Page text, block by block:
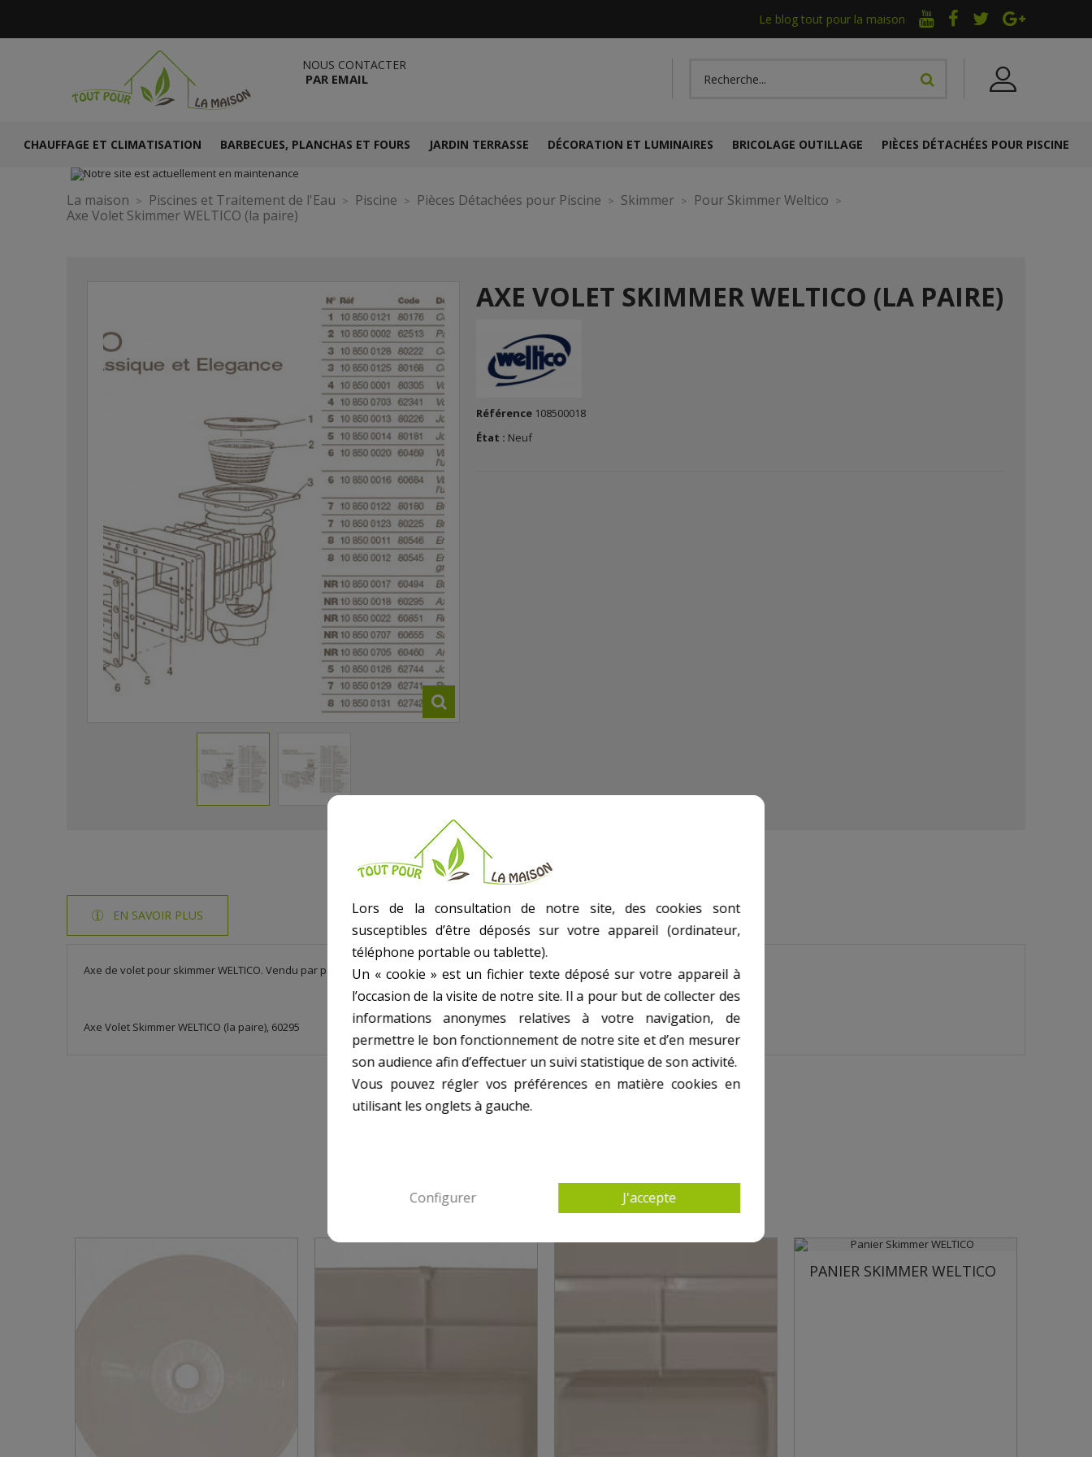
Le blog tout pour la maison
NOUS CONTACTER
PAR EMAIL
CHAUFFAGE ET CLIMATISATION BARBECUES, PLANCHAS ET FOURS JARDIN TERRASSE DÉCORATION ET LUMINAIRES BRICOLAGE OUTILLAGE PIÈCES DÉTACHÉES POUR PISCINE
La maison Piscines et Traitement de l'Eau Piscine Pièces Détachées pour Piscine Skimmer
Pour Skimmer Weltico
Axe Volet Skimmer WELTICO (la paire)
AXE VOLET SKIMMER WELTICO (LA PAIRE)
Référence 108500018
État : Neuf
EN SAVOIR PLUS
Axe de volet pour skimmer WELTICO. Vendu par paire.
Axe Volet Skimmer WELTICO (la paire), 60295
PANIER SKIMMER WELTICO
Lors de la consultation de notre site, des cookies sont
susceptibles d’être déposés sur votre appareil (ordinateur,
téléphone portable ou tablette).
Un « cookie » est un fichier texte déposé sur votre appareil à
l’occasion de la visite de notre site. Il a pour but de collecter des
informations anonymes relatives à votre navigation, de
permettre le bon fonctionnement de notre site et d’en mesurer
son audience afin d’effectuer un suivi statistique de son activité.
Vous pouvez régler vos préférences en matière cookies en
utilisant les onglets à gauche.
Configurer J'accepte